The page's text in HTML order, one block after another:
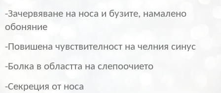
-Зачервяване на носа и бузите, намалено
обоняние
-Повишена чувствителност на челния синус
-Болка в областта на слепоочието
-Секреция от носа